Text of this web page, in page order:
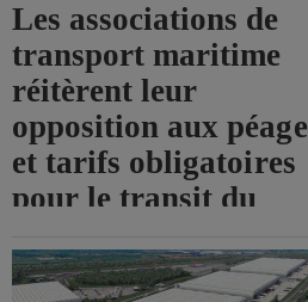
Les associations de
transport maritime
réitèrent leur
opposition aux
et tarifs obligatoires
pour le transit du